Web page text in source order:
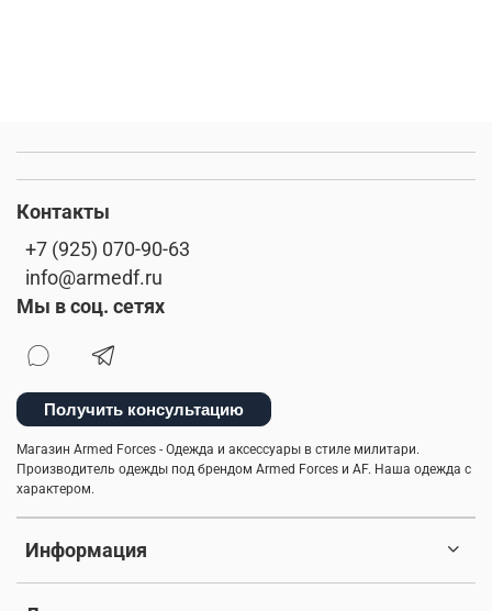
Информация
Контакты
+7 (925) 070-90-63
info@armedf.ru
Мы в соц. сетях
Получить консультацию
Магазин Armed Forces - Одежда и аксессуары в стиле милитари.
Производитель одежды под брендом Armed Forces и AF. Наша одежда с
характером.